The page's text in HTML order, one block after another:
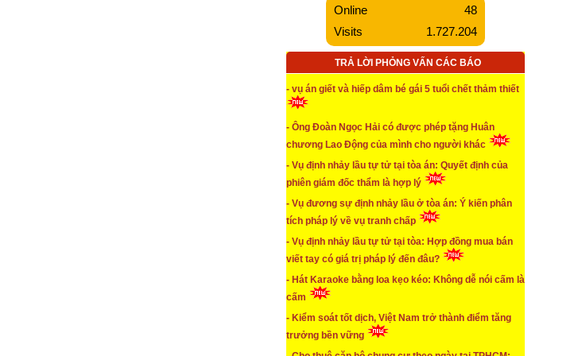
Online
48
Visits
1.727.204
TRẢ LỜI PHỎNG VẤN CÁC BÁO
- vụ án giết và hiếp dâm bé gái 5 tuổi chết thảm thiết
- Ông Đoàn Ngọc Hải có được phép tặng Huân
chương Lao Động của mình cho người khác
- Vụ định nhảy lầu tự tử tại tòa án: Quyết định của
phiên giám đốc thẩm là hợp lý
- Vụ đương sự định nhảy lầu ở tòa án: Ý kiến phân
tích pháp lý về vụ tranh chấp
- Vụ định nhảy lầu tự tử tại tòa: Hợp đồng mua bán
viết tay có giá trị pháp lý đến đâu?
- Hát Karaoke bằng loa kẹo kéo: Không dễ nói cấm là
cấm
- Kiểm soát tốt dịch, Việt Nam trở thành điểm tăng
trưởng bền vững
...xem chi tiết
* Phó Chi cục Hải quan khi gây tai nạn giao thông
vừa có nồng độ cồn lại còn bỏ chạy khỏi hiện trường
...xem chi tiết
* Vụ nhảy lầu tử vong tại TAND tỉnh Bình Phước: Có
...xem chi tiết
* Không phải cứ mua bảo hiểm TNDS đều sẽ được
bồi thường khi gây tai nạn
* Góp một số ý kiến cho dự thảo Luật Bảo Vệ Môi
Trường
...xem chi tiết